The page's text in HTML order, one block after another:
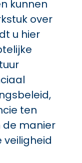
kunnen
over
u hier
ten
de manier